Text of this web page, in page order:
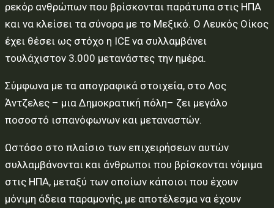
ρεκόρ ανθρώπων που βρίσκονται παράτυπα στις ΗΠΑ
και να κλείσει τα σύνορα με το Μεξικό. Ο Λευκός Οίκος
έχει θέσει ως στόχο η ICE να συλλαμβάνει
τουλάχιστον 3.000 μετανάστες την ημέρα.
Σύμφωνα με τα απογραφικά στοιχεία, στο Λος
Άντζελες – μια Δημοκρατική πόλη– ζει μεγάλο
ποσοστό ισπανόφωνων και μεταναστών.
Ωστόσο στο πλαίσιο των επιχειρήσεων αυτών
συλλαμβάνονται και άνθρωποι που βρίσκονται νόμιμα
στις ΗΠΑ, μεταξύ των οποίων κάποιοι που έχουν
μόνιμη άδεια παραμονής, με αποτέλεσμα να έχουν